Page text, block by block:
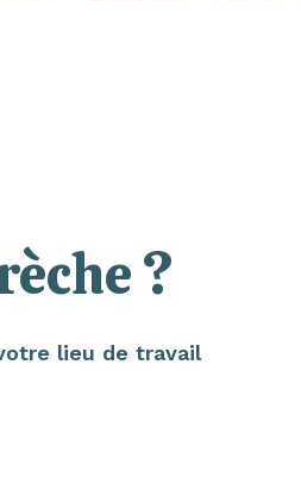
?
lieu de travail